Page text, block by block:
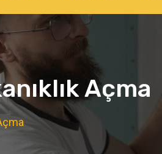
Açma